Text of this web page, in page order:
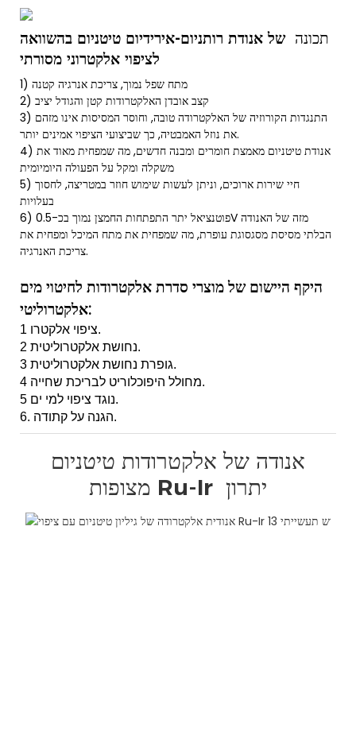
תכונה של אנודת רותניום-אירידיום טיטניום בהשוואה
לציפוי אלקטרוני מסורתי
1) מתח שפל נמוך, צריכת אנרגיה קטנה
2) קצב אובדן האלקטרודות קטן והגודל יציב
3) התנגדות הקורוזיה של האלקטרודה טובה, וחוסר המסיסות אינו מזהם
את נוזל האמבטיה, כך שביצועי הציפוי אמינים יותר.
4) אנודת טיטניום מאמצת חומרים ומבנה חדשים, מה שמפחית מאוד את
משקלה ומקל על הפעולה היומיומית
5) חיי שירות ארוכים, וניתן לעשות שימוש חוזר במטריצה, לחסוך
בעלויות
6) פוטנציאל יתר התפתחות החמצן נמוך בכ-0.5V מזה של האנודה
הבלתי מסיסת מסגסוגת עופרת, מה שמפחית את מתח המיכל ומפחית את
צריכת האנרגיה.
היקף היישום של מוצרי סדרת אלקטרודות לחיטוי מים
אלקטרוליטי:
1 ציפוי אלקטרו.
2 נחושת אלקטרוליטית.
3 גופרת נחושת אלקטרוליטית.
4 מחולל היפוכלוריט לבריכת שחייה.
5 נוגד ציפוי למי ים.
6. הגנה על קתודה.
אנודה של אלקטרודות טיטניום
מצופות Ru-Ir יתרון